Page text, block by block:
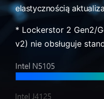
elastycznością
* Lockerstor 2 Gen2/
v2) nie obsługuje